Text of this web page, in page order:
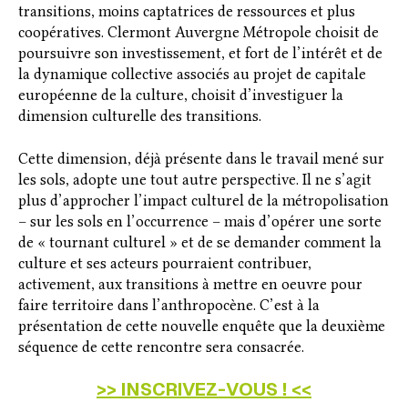
transitions, moins captatrices de ressources et plus
coopératives. Clermont Auvergne Métropole choisit de
poursuivre son investissement, et fort de l’intérêt et de
la dynamique collective associés au projet de capitale
européenne de la culture, choisit d’investiguer la
dimension culturelle des transitions.
Cette dimension, déjà présente dans le travail mené sur
les sols, adopte une tout autre perspective. Il ne s’agit
plus d’approcher l’impact culturel de la métropolisation
– sur les sols en l’occurrence – mais d’opérer une sorte
de « tournant culturel » et de se demander comment la
culture et ses acteurs pourraient contribuer,
activement, aux transitions à mettre en oeuvre pour
faire territoire dans l’anthropocène. C’est à la
présentation de cette nouvelle enquête que la deuxième
séquence de cette rencontre sera consacrée.
>> INSCRIVEZ-VOUS ! <<